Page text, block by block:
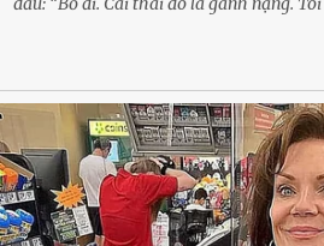
kế hoạch được chuẩn bị kỹ lưỡng để
phải trả giá … Hà Nội, mùa thu năm
khe cửa gỗ cũ kỹ. Trong một căn biệt
Ngọc Anh ngồi lặng lẽ trên ghế sofa,
linh bé bỏng đang lớn dần từng ngày.
phải sống trong sợ hãi khi mang thai,
mình. Trí – người chồng mà cô từng yêu